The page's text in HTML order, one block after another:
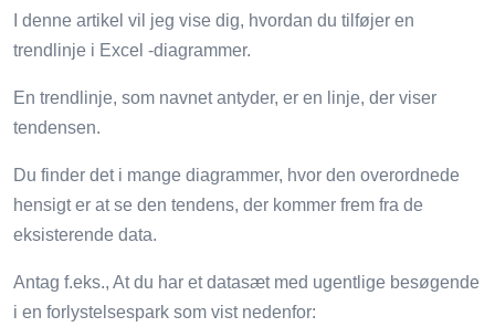
I denne artikel vil jeg vise dig, hvordan du tilføjer en
trendlinje i Excel -diagrammer.
En trendlinje, som navnet antyder, er en linje, der viser
tendensen.
Du finder det i mange diagrammer, hvor den overordnede
hensigt er at se den tendens, der kommer frem fra de
eksisterende data.
Antag f.eks., At du har et datasæt med ugentlige besøgende
i en forlystelsespark som vist nedenfor: